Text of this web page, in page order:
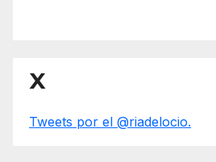
X
Tweets por el @riadelocio.